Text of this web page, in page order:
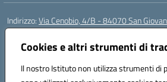
Cookies e altri strumenti di
Il nostro Istituto non utilizza strumenti di
Indirizzo:Via Cenobio, 4/B - 84070 San
Centralino:
Posta elettronica certificata (PEC):
Codice fiscale: 84001740657
Codice meccanografico:SAIC815005